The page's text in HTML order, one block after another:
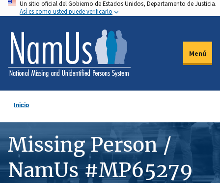
Pasar
al
contenido
principal
Un sitio oficial del Gobierno de Estados Unidos, Departamento de Justicia.
Así es como usted puede verificarlo
Menú
Inicio
Missing Person /
NamUs #MP65279